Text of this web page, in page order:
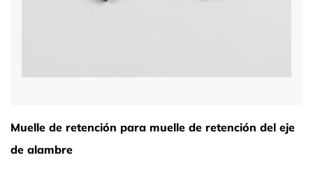
Muelle de retención para muelle de retención del eje
de alambre